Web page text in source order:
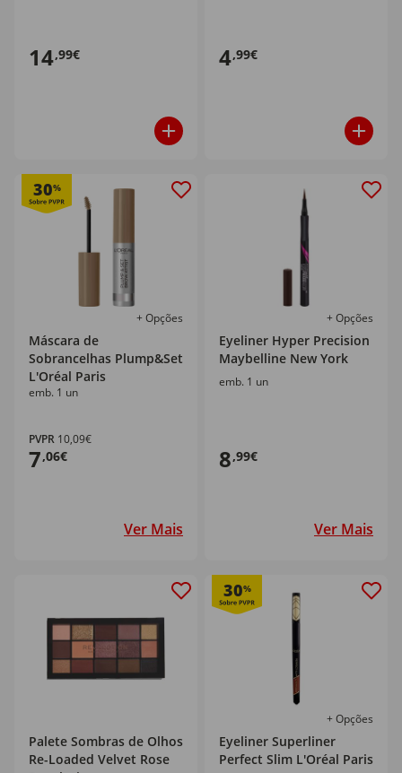
14,99€ 4,99€
30%
+ Opções
Máscara de
Sobrancelhas Plump&Set
L'Oréal Paris
emb. 1 un
PVPR 10,09€
7,06€
Ver Mais
+ Opções
Eyeliner Hyper Precision
Maybelline New York
emb. 1 un
8,99€
Ver Mais
Palete Sombras de Olhos
Re-Loaded Velvet Rose
30%
+ Opções
Eyeliner Superliner
Perfect Slim L'Oréal Paris